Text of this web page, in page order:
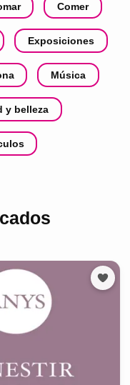
Comer
Exposiciones
Música
y belleza